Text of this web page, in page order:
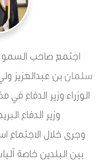
اجتمع صاحب السمو
سلمان بن عبدالعزيز
الوزراء وزير الدفاع
وزير الدفاع
وجرى خلال الاجتماع
بين البلدين خاصة